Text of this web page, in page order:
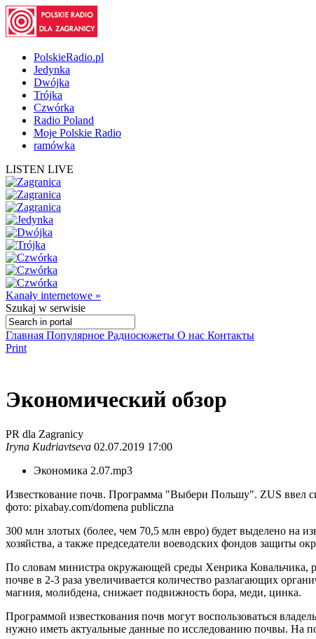
PolskieRadio.pl
Jedynka
Dwójka
Trójka
Czwórka
Radio Poland
Moje Polskie Radio
ramówka
LISTEN LIVE
Kanały internetowe »
Szukaj w serwisie
Главная Популярное Радиосюжеты О нас Контакты
Print
Экономический обзор
PR dla Zagranicy
Iryna Kudriavtseva 02.07.2019 17:00
Экономика 2.07.mp3
Известкование почв. Программа "Выбери Польшу". ZUS ввел
фото: pixabay.com/domena publiczna
300 млн злотых (более, чем 70,5 млн евро) будет выделено на
хозяйства, а также председатели воеводских фондов защиты
По словам министра окружающей среды Хенрика Ковальчика,
почве в 2-3 раза увеличивается количество разлагающих
магния, молибдена, снижает подвижность бора, меди, цинка.
Программой известкования почв могут воспользоваться
нужно иметь актуальные данные по исследованию почвы. На